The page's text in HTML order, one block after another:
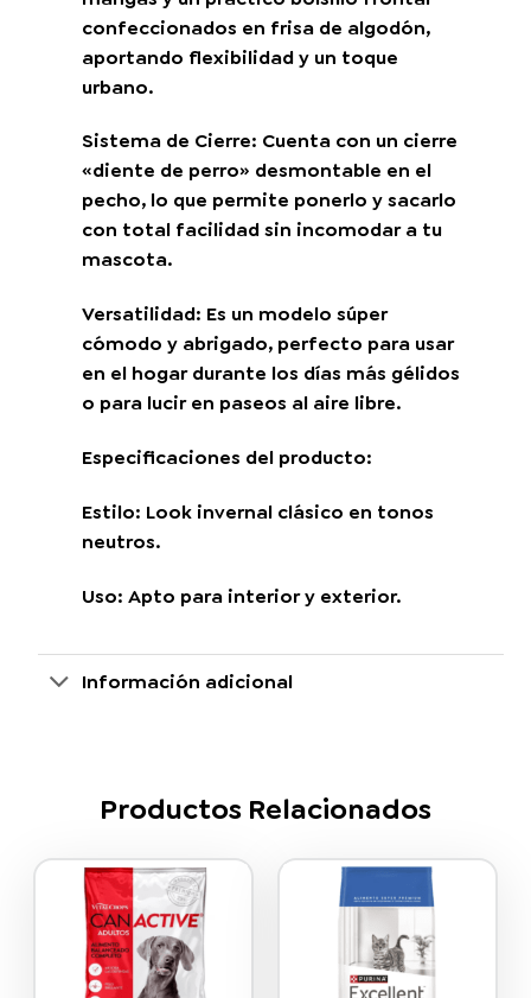
confeccionados en frisa de algodón,
aportando flexibilidad y un toque
urbano.
Sistema de Cierre: Cuenta con un cierre
«diente de perro» desmontable en el
pecho, lo que permite ponerlo y sacarlo
con total facilidad sin incomodar a tu
mascota.
Versatilidad: Es un modelo súper
cómodo y abrigado, perfecto para usar
en el hogar durante los días más gélidos
o para lucir en paseos al aire libre.
Especificaciones del producto:
Estilo: Look invernal clásico en tonos
neutros.
Uso: Apto para interior y exterior.
Información adicional
Productos Relacionados